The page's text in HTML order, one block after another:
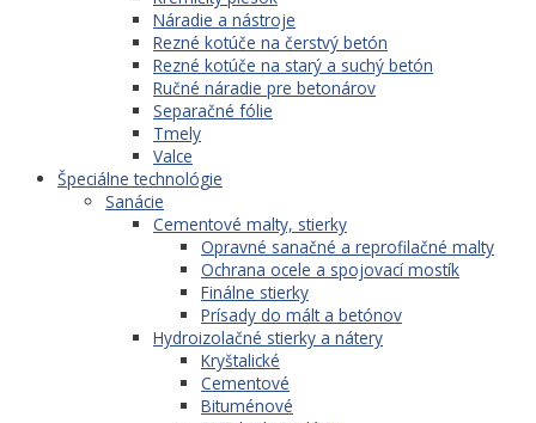
Náradie a nástroje
Rezné kotúče na čerstvý betón
Rezné kotúče na starý a suchý betón
Ručné náradie pre betonárov
Separačné fólie
Tmely
Valce
Špeciálne technológie
Sanácie
Cementové malty, stierky
Opravné sanačné a reprofilačné malty
Ochrana ocele a spojovací mostík
Finálne stierky
Prísady do mált a betónov
Hydroizolačné stierky a nátery
Kryštalické
Cementové
Bituménové